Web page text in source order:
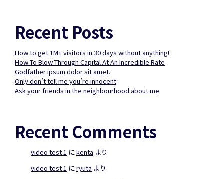
Recent Posts
How to get 1M+ visitors in 30 days without anything!
How To Blow Through Capital At An Incredible Rate
Godfather ipsum dolor sit amet.
Only don’t tell me you’re innocent
Ask your friends in the neighbourhood about me
Recent Comments
video test 1 にkenta より
video test 1 にryuta より